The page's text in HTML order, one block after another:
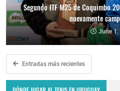
Segundo ITF M25 de Coquimbo
nuevamente
June 1,
Entradas más recientes